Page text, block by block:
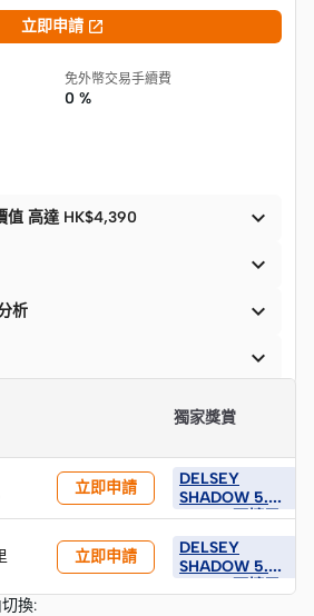
立即申請 
免外幣交易手續費
0 %
值 高達 HK$4,390 

析 

獨家獎賞
立即申請
DELSEY
SHADOW 5.0
75 CM 可擴展
行李箱 (建議零
售價:
HK$3,890) (由
Mox 送出)
立即申請
DELSEY
SHADOW 5.0
換: